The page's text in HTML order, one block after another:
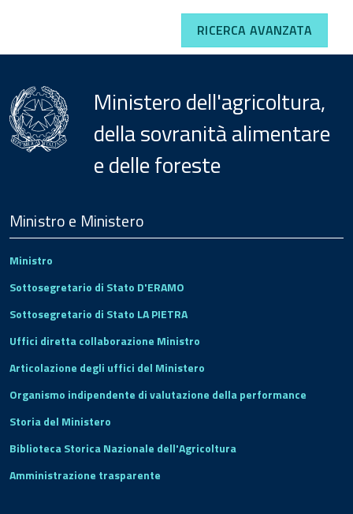
RICERCA AVANZATA
Ministero dell'agricoltura,
della sovranità alimentare
e delle foreste
Footer
Ministro e Ministero
Ministro
Sottosegretario di Stato D'ERAMO
Sottosegretario di Stato LA PIETRA
Uffici diretta collaborazione Ministro
Articolazione degli uffici del Ministero
Organismo indipendente di valutazione della performance
Storia del Ministero
Biblioteca Storica Nazionale dell'Agricoltura
Amministrazione trasparente